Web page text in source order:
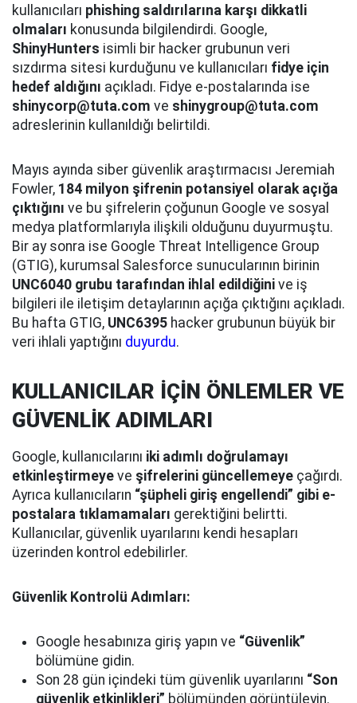
kullanıcıları phishing saldırılarına karşı dikkatli
olmaları konusunda bilgilendirdi. Google,
ShinyHunters isimli bir hacker grubunun veri
sızdırma sitesi kurduğunu ve kullanıcıları fidye için
hedef aldığını açıkladı. Fidye e-postalarında ise
shinycorp@tuta.com ve shinygroup@tuta.com
adreslerinin kullanıldığı belirtildi.
Mayıs ayında siber güvenlik araştırmacısı Jeremiah
Fowler, 184 milyon şifrenin potansiyel olarak açığa
çıktığını ve bu şifrelerin çoğunun Google ve sosyal
medya platformlarıyla ilişkili olduğunu duyurmuştu.
Bir ay sonra ise Google Threat Intelligence Group
(GTIG), kurumsal Salesforce sunucularının birinin
UNC6040 grubu tarafından ihlal edildiğini ve iş
bilgileri ile iletişim detaylarının açığa çıktığını açıkladı.
Bu hafta GTIG, UNC6395 hacker grubunun büyük bir
veri ihlali yaptığını duyurdu.
KULLANICILAR İÇİN ÖNLEMLER VE
GÜVENLİK ADIMLARI
Google, kullanıcılarını iki adımlı doğrulamayı
etkinleştirmeye ve şifrelerini güncellemeye çağırdı.
Ayrıca kullanıcıların “şüpheli giriş engellendi” gibi e-
postalara tıklamamaları gerektiğini belirtti.
Kullanıcılar, güvenlik uyarılarını kendi hesapları
üzerinden kontrol edebilirler.
Güvenlik Kontrolü Adımları:
Google hesabınıza giriş yapın ve “Güvenlik”
bölümüne gidin.
Son 28 gün içindeki tüm güvenlik uyarılarını “Son
güvenlik etkinlikleri” bölümünden görüntüleyin.